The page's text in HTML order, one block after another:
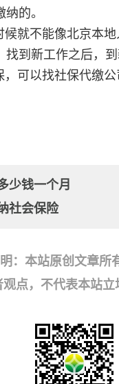
的。
就不能像北京本
找到新工作之后，
可以找社保代缴
少钱一个月
社会保险
：本站原创文章所
观点，不代表本站